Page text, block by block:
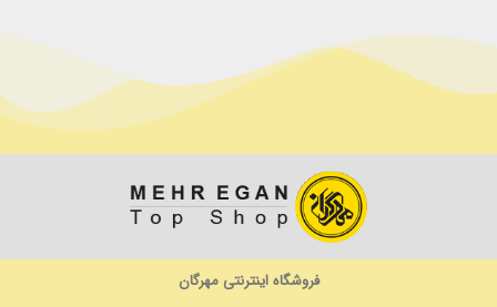
فروشگاه اینترنتی مهرگان